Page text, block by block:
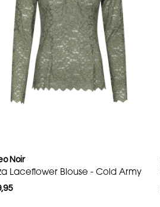
Noir
Laceflower Blouse - Cold Army